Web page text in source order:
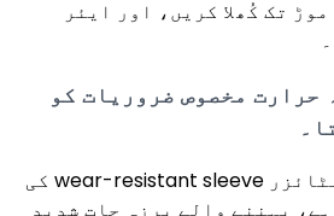
پُلاگ کو دوبارہ 3-4 موڑ تک کُھلا کریں، اور ایئر
حرارت مخصوص ضروریات کو
مچھلی فیڈ پیلٹائزر wear-resistant sleeve کی
پہننے والے پرزہ جات شدید